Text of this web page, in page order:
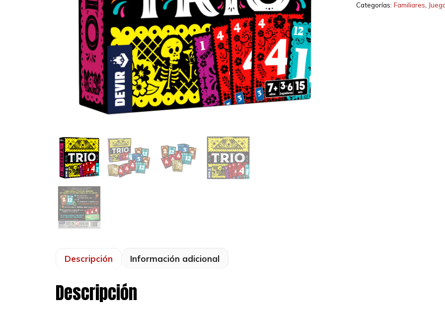
Categorías: Familiares
Descripción Información adicional
Descripción